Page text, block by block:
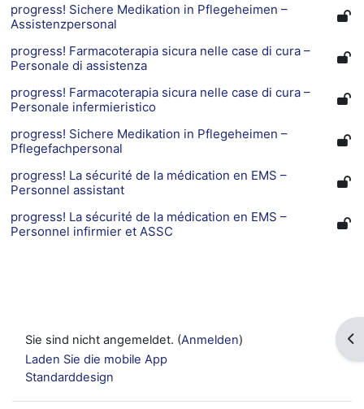
progress! Sichere Medikation in Pflegeheimen –
Assistenzpersonal
progress! Farmacoterapia sicura nelle case di cura –
Personale di assistenza
progress! Farmacoterapia sicura nelle case di cura –
Personale infermieristico
progress! Sichere Medikation in Pflegeheimen –
Pflegefachpersonal
progress! La sécurité de la médication en EMS –
Personnel assistant
progress! La sécurité de la médication en EMS –
Personnel infirmier et ASSC
Sie sind nicht angemeldet. (Anmelden)
Laden Sie die mobile App
Standarddesign